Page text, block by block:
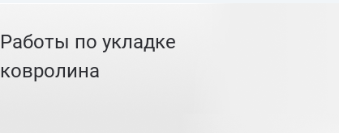
Работы по укладке
ковролина